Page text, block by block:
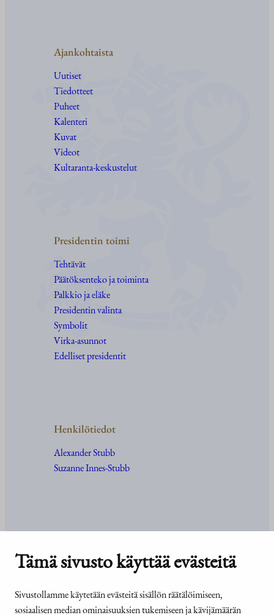
Tämä sivusto käyttää evästeitä
Sivustollamme käytetään evästeitä sisällön räätälöimiseen,
sosiaalisen median ominaisuuksien tukemiseen ja kävijämäärän
Ajankohtaista
Uutiset
Tiedotteet
Puheet
Kalenteri
Kuvat
Videot
Kultaranta-keskustelut
Presidentin toimi
Tehtävät
Päätöksenteko ja toiminta
Palkkio ja eläke
Presidentin valinta
Symbolit
Virka-asunnot
Edelliset presidentit
Henkilötiedot
Alexander Stubb
Suzanne Innes-Stubb
Yhteystiedot
Medialle
Usein kysyttyä